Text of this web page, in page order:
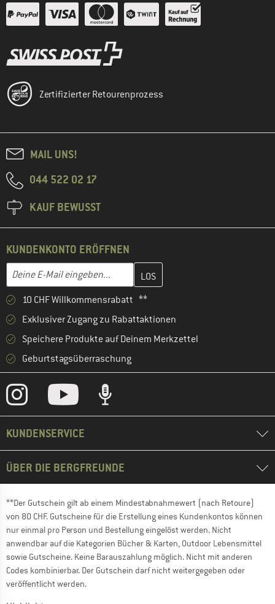
Zertifizierter Retourenprozess
MAIL UNS!
044 522 02 17
KAUF BEWUSST
KUNDENKONTO ERÖFFNEN
E-Mail-Adresse
Gib hier deine E-Mail-Adresse ein und erstelle im nächsten
10 CHF Willkommensrabatt **
Exklusiver Zugang zu Rabattaktionen
Speichere Produkte auf Deinem Merkzettel
Geburtstagsüberraschung
KUNDENSERVICE
ÜBER DIE BERGFREUNDE
**Der Gutschein gilt ab einem Mindestabnahmewert (nach Retoure)
von 80 CHF. Gutscheine für die Erstellung eines Kundenkontos können
nur einmal pro Person und Bestellung eingelöst werden. Nicht
anwendbar auf die Kategorien Bücher & Karten, Outdoor Lebensmittel
sowie Gutscheine. Keine Barauszahlung möglich. Nicht mit anderen
Codes kombinierbar. Der Gutschein darf nicht weitergegeben oder
veröffentlicht werden.